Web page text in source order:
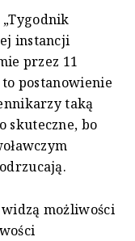
instancji
przez 11
postanowienie
taką
skuteczne, bo
możliwości